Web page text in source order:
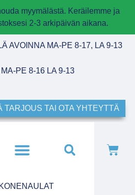
myymälästä. Keräilemme ja
2-3 arkipäivän aikana.
AVOINNA MA-PE 8-17, LA 9-13
PE 8-16 LA 9-13
TARJOUS TAI OTA YHTEYTTÄ